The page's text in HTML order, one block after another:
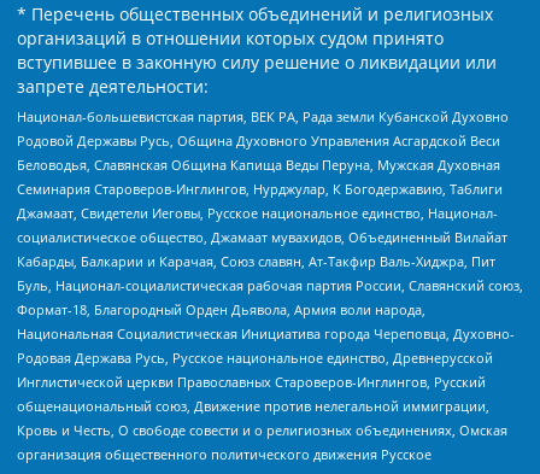
* Перечень общественных объединений и религиозных
организаций в отношении которых судом принято
вступившее в законную силу решение о ликвидации или
запрете деятельности:
Национал-большевистская партия, ВЕК РА, Рада земли Кубанской Духовно
Родовой Державы Русь, Община Духовного Управления Асгардской Веси
Беловодья, Славянская Община Капища Веды Перуна, Мужская Духовная
Семинария Староверов-Инглингов, Нурджулар, К Богодержавию, Таблиги
Джамаат, Свидетели Иеговы, Русское национальное единство, Национал-
социалистическое общество, Джамаат мувахидов, Объединенный Вилайат
Кабарды, Балкарии и Карачая, Союз славян, Ат-Такфир Валь-Хиджра, Пит
Буль, Национал-социалистическая рабочая партия России, Славянский союз,
Формат-18, Благородный Орден Дьявола, Армия воли народа,
Национальная Социалистическая Инициатива города Череповца, Духовно-
Родовая Держава Русь, Русское национальное единство, Древнерусской
Инглистической церкви Православных Староверов-Инглингов, Русский
общенациональный союз, Движение против нелегальной иммиграции,
Кровь и Честь, О свободе совести и о религиозных объединениях, Омская
организация общественного политического движения Русское